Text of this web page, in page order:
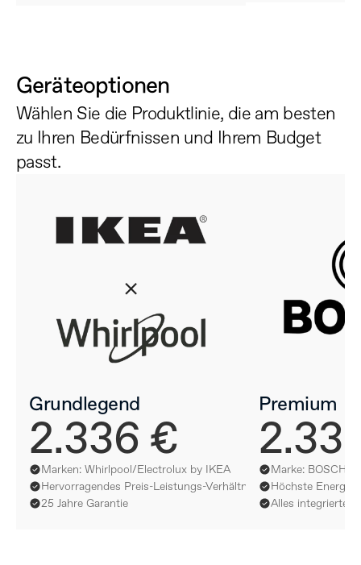
Geräteoptionen
Wählen Sie die Produktlinie, die am besten
zu Ihren Bedürfnissen und Ihrem Budget
passt.
Grundlegend
2.336 €
Marken: Whirlpool/Electrolux by IKEA
Hervorragendes Preis-Leistungs-Verhältnis
25 Jahre Garantie
Premium
Marke: BOSCH
Höchste
Alles integrierte